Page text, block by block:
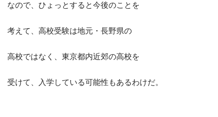
なので、ひょっとすると今後のことを
考えて、高校受験は地元・長野県の
高校ではなく、東京都内近郊の高校を
受けて、入学している可能性もあるわけだ。